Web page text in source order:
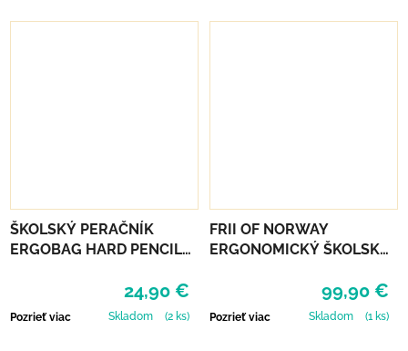
ŠKOLSKÝ PERAČNÍK
ERGOBAG HARD PENCIL
24,90 €
Pozrieť viac Skladom (2 ks)
FRII OF NORWAY
ERGONOMICKÝ ŠKOLSKÝ
99,90 €
Pozrieť viac Skladom (1 ks)